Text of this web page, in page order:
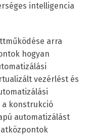
intelligencia
arra
hogyan
vezérlést és
a konstrukció
automatizálást